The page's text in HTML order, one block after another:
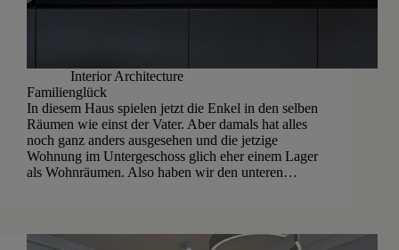
Interior Architecture
Familienglück
In diesem Haus spielen jetzt die Enkel in den selben
Räumen wie einst der Vater. Aber damals hat alles
noch ganz anders ausgesehen und die jetzige
Wohnung im Untergeschoss glich eher einem Lager
als Wohnräumen. Also haben wir den unteren…